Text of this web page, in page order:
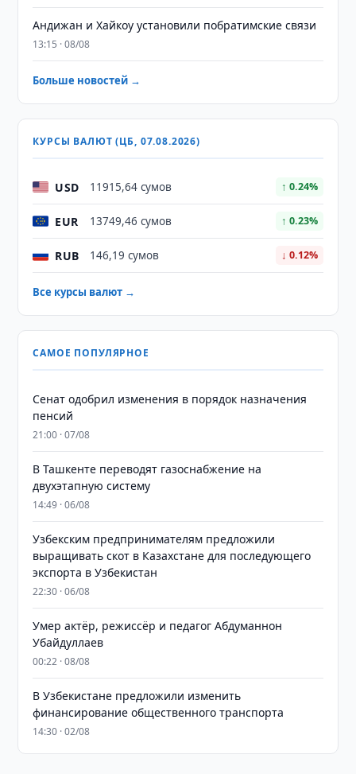
Андижан и Хайкоу установили побратимские связи
13:15 · 08/08
Больше новостей →
КУРСЫ ВАЛЮТ (ЦБ, 07.08.2026)
USD 11915,64 сумов ↑ 0.24%
EUR 13749,46 сумов ↑ 0.23%
RUB 146,19 сумов ↓ 0.12%
Все курсы валют →
САМОЕ ПОПУЛЯРНОЕ
Сенат одобрил изменения в порядок назначения
пенсий
21:00 · 07/08
В Ташкенте переводят газоснабжение на
двухэтапную систему
14:49 · 06/08
Узбекским предпринимателям предложили
выращивать скот в Казахстане для последующего
экспорта в Узбекистан
22:30 · 06/08
Умер актёр, режиссёр и педагог Абдуманнон
Убайдуллаев
00:22 · 08/08
В Узбекистане предложили изменить
финансирование общественного транспорта
14:30 · 02/08